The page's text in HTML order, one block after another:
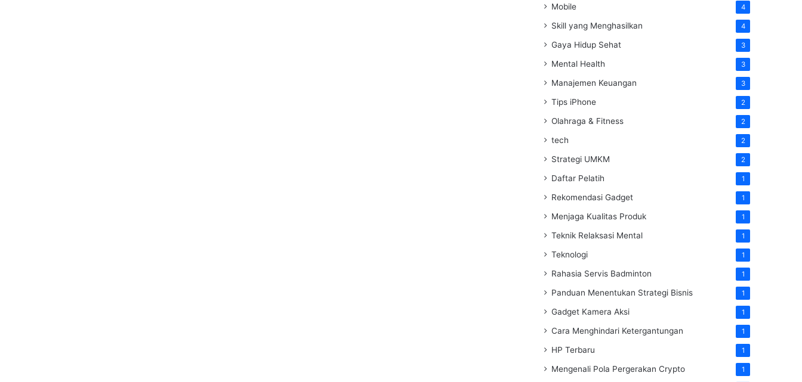
Mobile 4
Skill yang Menghasilkan 4
Gaya Hidup Sehat 3
Mental Health 3
Manajemen Keuangan 3
Tips iPhone 2
Olahraga & Fitness 2
tech 2
Strategi UMKM 2
Daftar Pelatih 1
Rekomendasi Gadget 1
Menjaga Kualitas Produk 1
Teknik Relaksasi Mental 1
Teknologi 1
Rahasia Servis Badminton 1
Panduan Menentukan Strategi Bisnis 1
Gadget Kamera Aksi 1
Cara Menghindari Ketergantungan 1
HP Terbaru 1
Mengenali Pola Pergerakan Crypto 1